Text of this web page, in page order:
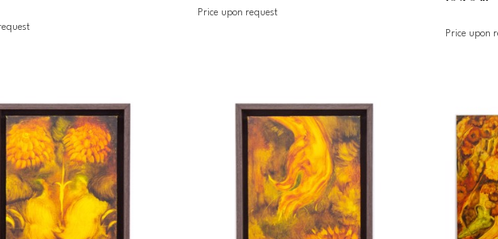
selon le contexte,
Price upon request
Price upon